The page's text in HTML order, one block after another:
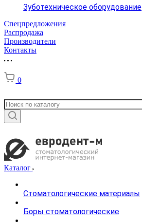
Зуботехническое оборудование
Спецпредложения
Распродажа
Производители
Контакты
0
Каталог
Стоматологические материалы
Боры стоматологические